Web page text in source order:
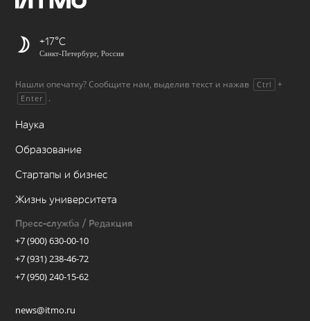
+17
Санкт-Петербург, Россия
Нашли опечатку? Сообщите нам, выделив текст и нажав Ctrl +
Enter .
Наука
Образование
Стартапы и бизнес
Жизнь университета
Пресс-служба / Редакция
+7 (900) 630-00-10
+7 (931) 238-46-72
+7 (950) 240-15-62
news@itmo.ru